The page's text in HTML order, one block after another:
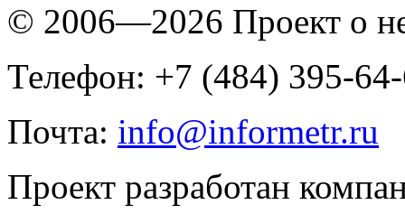
© 2006—2026 Проект о
Телефон: +7 (484) 395-
Почта: info@informetr.ru
Проект разработан